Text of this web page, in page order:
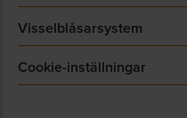
Visselblåsarsystem
Cookie-inställningar